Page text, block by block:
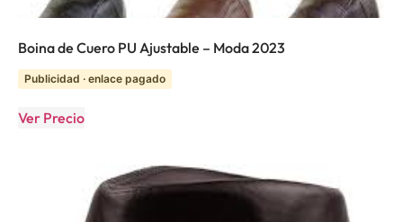
Boina de Cuero PU Ajustable – Moda 2023
Publicidad · enlace pagado
Ver Precio